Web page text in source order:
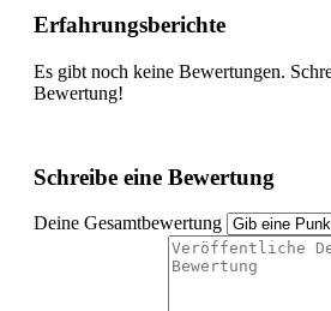
Erfahrungsberichte
Es gibt noch keine Bewertungen.
Bewertung!
Schreibe eine Bewertung
Deine Gesamtbewertung